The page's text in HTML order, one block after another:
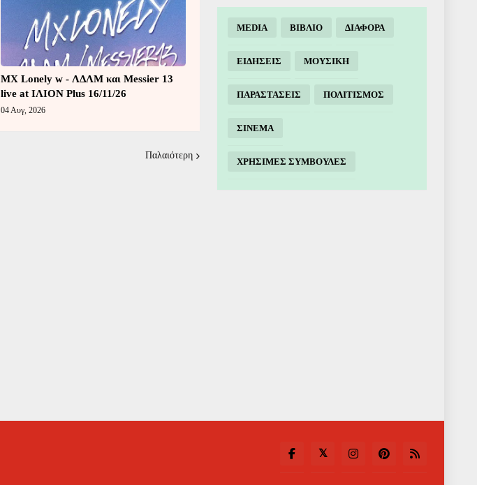
MX Lonely w - ΛΔΛΜ και Messier 13
live at ΙΛΙΟΝ Plus 16/11/26
04 Αυγ, 2026
Παλαιότερη
MEDIA ΒΙΒΛΙΟ ΔΙΑΦΟΡΑ
ΕΙΔΗΣΕΙΣ ΜΟΥΣΙΚΗ
ΠΑΡΑΣΤΑΣΕΙΣ ΠΟΛΙΤΙΣΜΟΣ
ΣΙΝΕΜΑ
ΧΡΗΣΙΜΕΣ ΣΥΜΒΟΥΛΕΣ